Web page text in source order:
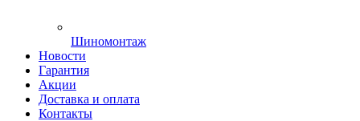
Шиномонтаж
Новости
Гарантия
Акции
Доставка и оплата
Контакты